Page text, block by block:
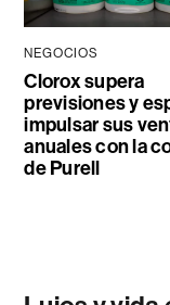
NEGOCIOS
Clorox supera
previsiones y
impulsar sus
anuales con la
de Purell